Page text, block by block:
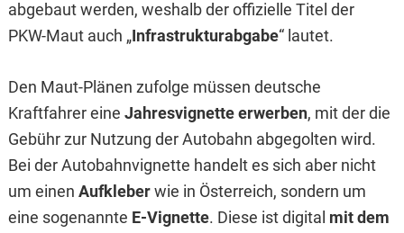
abgebaut werden, weshalb der offizielle Titel der
PKW-Maut auch „Infrastrukturabgabe“ lautet.
Den Maut-Plänen zufolge müssen deutsche
Kraftfahrer eine Jahresvignette erwerben, mit der die
Gebühr zur Nutzung der Autobahn abgegolten wird.
Bei der Autobahnvignette handelt es sich aber nicht
um einen Aufkleberwie in Österreich, sondern um
eine sogenannte E-Vignette. Diese ist digital mit dem